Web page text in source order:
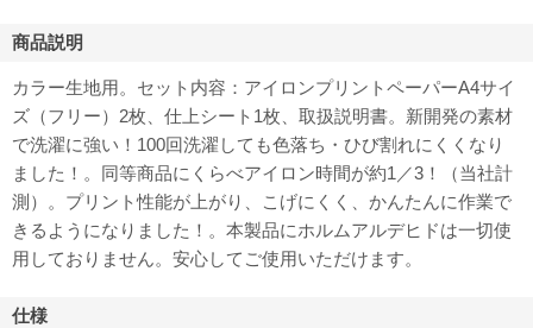
商品説明
カラー生地用。セット内容：アイロンプリントペーパーA4サイ
ズ（フリー）2枚、仕上シート1枚、取扱説明書。新開発の素材
で洗濯に強い！100回洗濯しても色落ち・ひび割れにくくなり
ました！。同等商品にくらべアイロン時間が約1／3！（当社計
測）。プリント性能が上がり、こげにくく、かんたんに作業で
きるようになりました！。本製品にホルムアルデヒドは一切使
用しておりません。安心してご使用いただけます。
仕様